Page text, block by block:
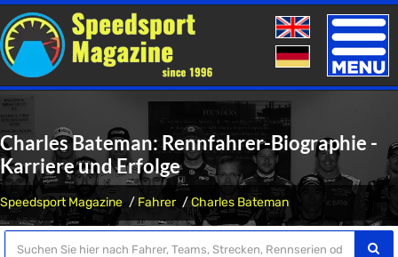
Toggle
Charles Bateman: Rennfahrer-Biographie -
Karriere und Erfolge
Speedsport Magazine Fahrer Charles Bateman